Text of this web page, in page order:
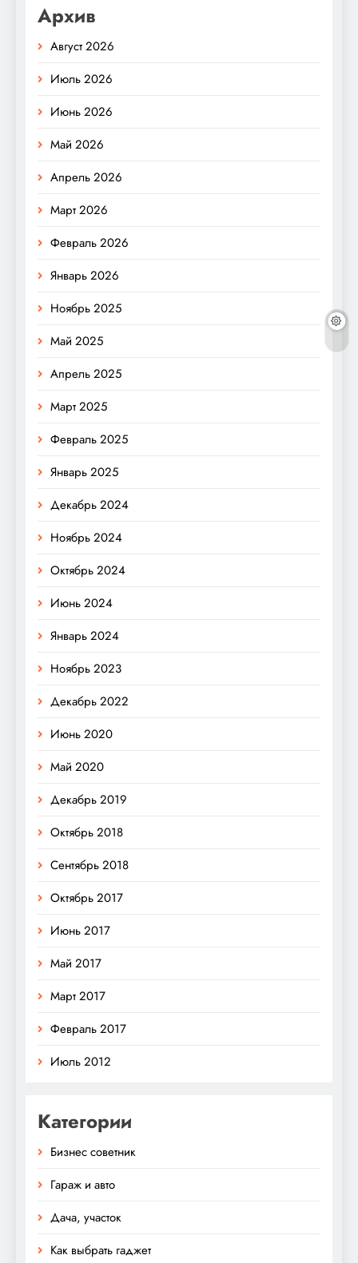
Архив
Август 2026
Июль 2026
Июнь 2026
Май 2026
Апрель 2026
Март 2026
Февраль 2026
Январь 2026
Ноябрь 2025
Май 2025
Апрель 2025
Март 2025
Февраль 2025
Январь 2025
Декабрь 2024
Ноябрь 2024
Октябрь 2024
Июнь 2024
Январь 2024
Ноябрь 2023
Декабрь 2022
Июнь 2020
Май 2020
Декабрь 2019
Октябрь 2018
Сентябрь 2018
Октябрь 2017
Июнь 2017
Май 2017
Март 2017
Февраль 2017
Июль 2012
Категории
Бизнес советник
Гараж и авто
Дача, участок
Как выбрать гаджет